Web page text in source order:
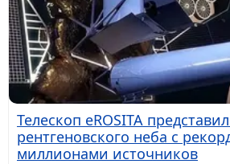
Телескоп eROSITA
рентгеновского неба с
миллионами источников